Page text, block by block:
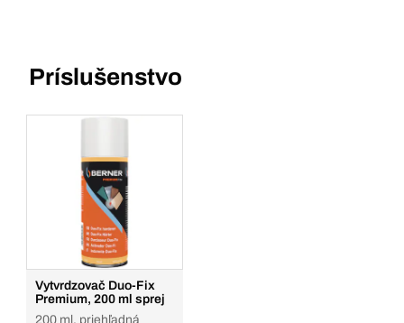
Príslušenstvo
Vytvrdzovač Duo-Fix
Premium, 200 ml sprej
200 ml, priehľadná